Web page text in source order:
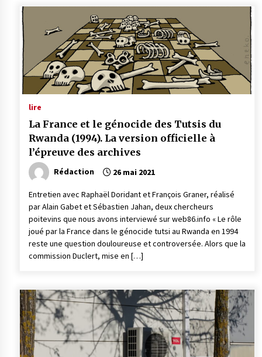
lire
La France et le génocide des Tutsis du
Rwanda (1994). La version officielle à
l’épreuve des archives
Rédaction 26 mai 2021
Entretien avec Raphaël Doridant et François Graner, réalisé
par Alain Gabet et Sébastien Jahan, deux chercheurs
poitevins que nous avons interviewé sur web86.info « Le rôle
joué par la France dans le génocide tutsi au Rwanda en 1994
reste une question douloureuse et controversée. Alors que la
commission Duclert, mise en […]